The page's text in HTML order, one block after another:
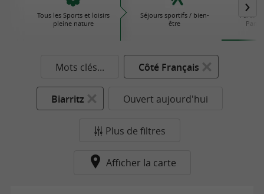
Tous les Sports et loisirs
pleine nature
Séjours sportifs / bien-
être
Parcs
Mots clés... Côté Français
Biarritz Ouvert aujourd'hui
Plus de filtres
Afficher la carte